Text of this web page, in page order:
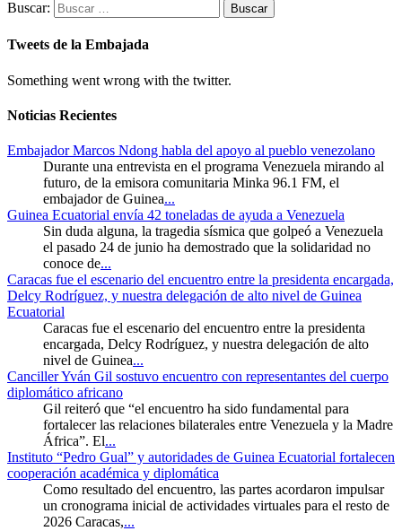
Buscar:
Tweets de la Embajada
Something went wrong with the twitter.
Noticias Recientes
Embajador Marcos Ndong habla del apoyo al pueblo venezolano
Durante una entrevista en el programa Venezuela mirando al
futuro, de la emisora comunitaria Minka 96.1 FM, el
embajador de Guinea...
Guinea Ecuatorial envía 42 toneladas de ayuda a Venezuela
Sin duda alguna, la tragedia sísmica que golpeó a Venezuela
el pasado 24 de junio ha demostrado que la solidaridad no
conoce de...
Caracas fue el escenario del encuentro entre la presidenta encargada,
Delcy Rodríguez, y nuestra delegación de alto nivel de Guinea
Ecuatorial
Caracas fue el escenario del encuentro entre la presidenta
encargada, Delcy Rodríguez, y nuestra delegación de alto
nivel de Guinea...
Canciller Yván Gil sostuvo encuentro con representantes del cuerpo
diplomático africano
Gil reiteró que “el encuentro ha sido fundamental para
fortalecer las relaciones bilaterales entre Venezuela y la Madre
África”. El...
Instituto “Pedro Gual” y autoridades de Guinea Ecuatorial fortalecen
cooperación académica y diplomática
Como resultado del encuentro, las partes acordaron impulsar
un cronograma inicial de actividades virtuales para el resto de
2026 Caracas,...